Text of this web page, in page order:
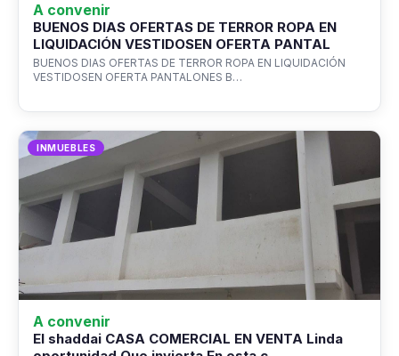
A convenir
BUENOS DIAS OFERTAS DE TERROR ROPA EN
LIQUIDACIÓN VESTIDOSEN OFERTA PANTAL
BUENOS DIAS OFERTAS DE TERROR ROPA EN LIQUIDACIÓN
VESTIDOSEN OFERTA PANTALONES B…
INMUEBLES
A convenir
El shaddai CASA COMERCIAL EN VENTA Linda